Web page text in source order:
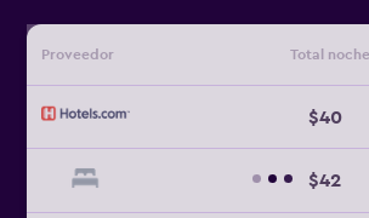
Proveedor Total noche
$40
$42